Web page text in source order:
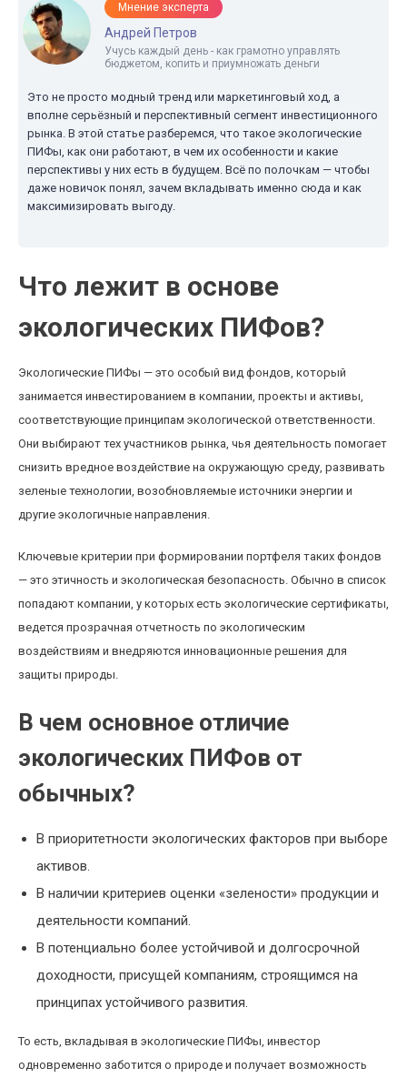
Мнение эксперта
Андрей Петров
Учусь каждый день - как грамотно управлять
бюджетом, копить и приумножать деньги
Это не просто модный тренд или маркетинговый ход, а
вполне серьёзный и перспективный сегмент инвестиционного
рынка. В этой статье разберемся, что такое экологические
ПИФы, как они работают, в чем их особенности и какие
перспективы у них есть в будущем. Всё по полочкам — чтобы
даже новичок понял, зачем вкладывать именно сюда и как
максимизировать выгоду.
Что лежит в основе
экологических ПИФов?
Экологические ПИФы — это особый вид фондов, который
занимается инвестированием в компании, проекты и активы,
соответствующие принципам экологической ответственности.
Они выбирают тех участников рынка, чья деятельность помогает
снизить вредное воздействие на окружающую среду, развивать
зеленые технологии, возобновляемые источники энергии и
другие экологичные направления.
Ключевые критерии при формировании портфеля таких фондов
— это этичность и экологическая безопасность. Обычно в список
попадают компании, у которых есть экологические сертификаты,
ведется прозрачная отчетность по экологическим
воздействиям и внедряются инновационные решения для
защиты природы.
В чем основное отличие
экологических ПИФов от
обычных?
В приоритетности экологических факторов при выборе
активов.
В наличии критериев оценки «зелености» продукции и
деятельности компаний.
В потенциально более устойчивой и долгосрочной
доходности, присущей компаниям, строящимся на
принципах устойчивого развития.
То есть, вкладывая в экологические ПИФы, инвестор
одновременно заботится о природе и получает возможность